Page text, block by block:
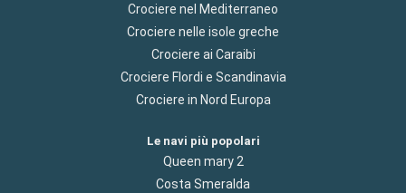
Crociere nel Mediterraneo
Crociere nelle isole greche
Crociere ai Caraibi
Crociere Flordi e Scandinavia
Crociere in Nord Europa
Le navi più popolari
Queen mary 2
Costa Smeralda